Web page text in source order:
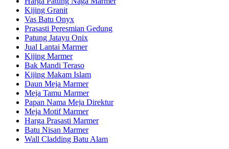
Kijing Granit
Vas Batu Onyx
Prasasti Peresmian Gedung
Patung Jatayu Onix
Jual Lantai Marmer
Kijing Marmer
Bak Mandi Teraso
Kijing Makam Islam
Daun Meja Marmer
Meja Tamu Marmer
Papan Nama Meja Direktur
Meja Motif Marmer
Harga Prasasti Marmer
Batu Nisan Marmer
Wall Cladding Batu Alam